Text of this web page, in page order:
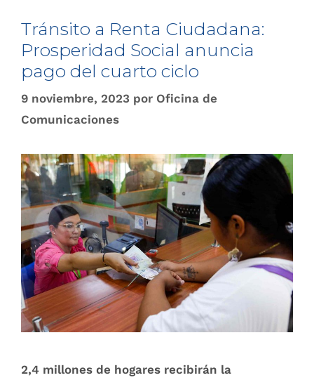
Tránsito a Renta Ciudadana:
Prosperidad Social anuncia
pago del cuarto ciclo
9 noviembre, 2023 por Oficina de
Comunicaciones
2,4 millones de hogares recibirán la